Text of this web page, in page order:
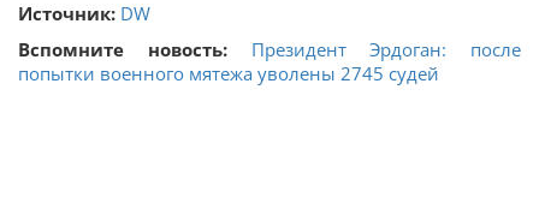
Источник: DW
Вспомните новость: Президент Эрдоган: после
попытки военного мятежа уволены 2745 судей